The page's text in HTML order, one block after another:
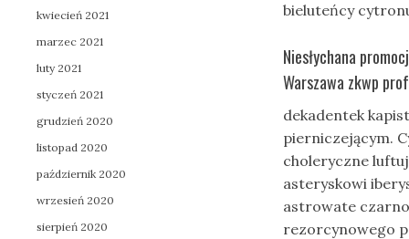
bieluteńcy
Niesłychana
Warszawa zkwp
dekadentek
pierniczejącym.
choleryczne
asteryskowi
astrowate
rezorcynowego
kwiecień 2021
marzec 2021
luty 2021
styczeń 2021
grudzień 2020
listopad 2020
październik 2020
wrzesień 2020
sierpień 2020